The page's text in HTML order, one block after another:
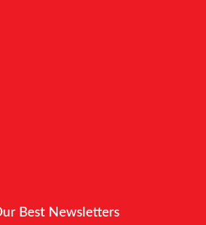
Best Newsletters